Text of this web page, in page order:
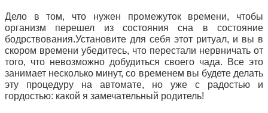
Дело в том, что нужен промежуток времени, чтобы
организм перешел из состояния сна в состояние
бодрствования.Установите для себя этот ритуал, и вы в
скором времени убедитесь, что перестали нервничать от
того, что невозможно добудиться своего чада. Все это
занимает несколько минут, со временем вы будете делать
эту процедуру на автомате, но уже с радостью и
гордостью: какой я замечательный родитель!